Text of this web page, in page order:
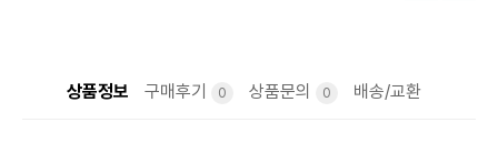
상품정보 구매후기 0 상품문의 0 배송/교환